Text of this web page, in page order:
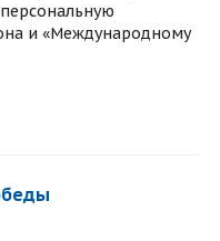
и «Международному